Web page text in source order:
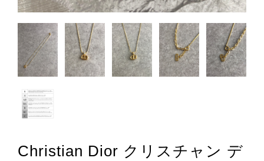
Christian Dior クリスチャン デ